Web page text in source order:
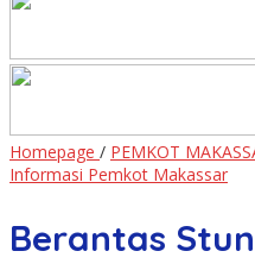
Homepage / PEMKOT
Informasi Pemkot Makassar
Berantas